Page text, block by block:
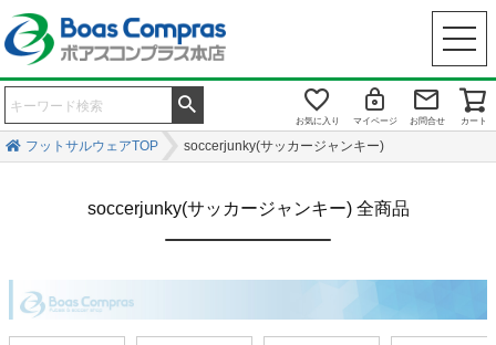
お気に入り マイページ お問合せ カート
フットサルウェアTOP soccerjunky(サッカージャンキー)
soccerjunky(サッカージャンキー) 全商品